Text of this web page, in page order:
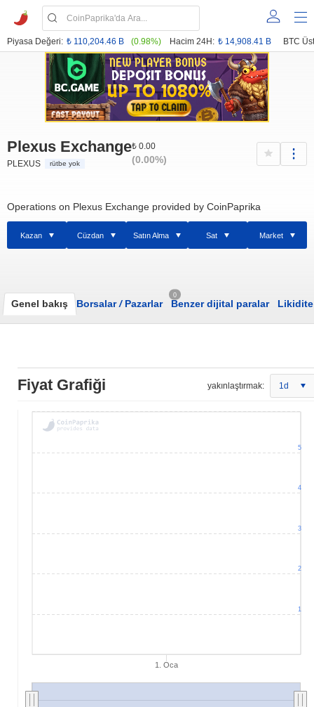
Piyasa Değeri: ₺ 110,204.46 B (0.98%) Hacim 24H: ₺ 14,908.41 B BTC
Plexus Exchange
PLEXUS rütbe yok
₺ 0.00
(0.00%)
Operations on Plexus Exchange provided by CoinPaprika
Kazan Cüzdan Satın Alma Sat Market
Genel bakış Borsalar/Pazarlar
0
Benzer dijital paralar Likidite
Fiyat Grafiği yakınlaştırmak: 1d
1. Oca
1
2
3
4
5